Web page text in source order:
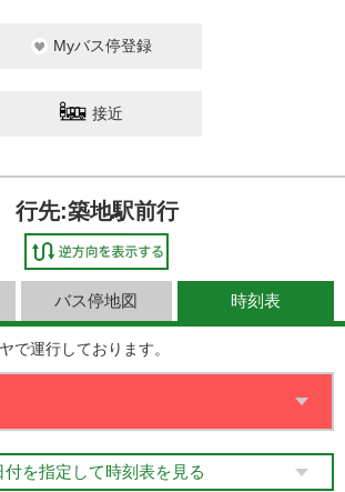
Myバス停登録
接近
行先:築地駅前行
バス停地図 時刻表
で運行しております。
付を指定して時刻表を見る